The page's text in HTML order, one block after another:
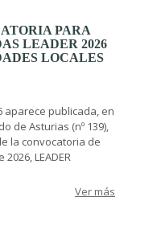
PARA
LEADER 2026
LOCALES
aparece publicada, en
de Asturias (nº 139),
la convocatoria de
LEADER
Ver más